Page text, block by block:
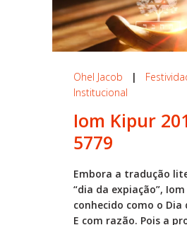
Ohel Jacob |
Institucional
Iom Kipur
5779
Embora a tradução
“dia da expiação”,
conhecido como o Dia
E com razão. Pois a